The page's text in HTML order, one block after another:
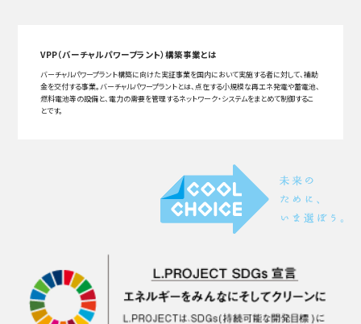
VPP（バーチャルパワープラント）構築事業とは
バーチャルパワープラント構築に向けた実証事業を国内において実施する者に対して、補助
金を交付する事業。バーチャルパワープラントとは、点在する小規模な再エネ発電や蓄電池、
燃料電池等の設備と、電力の需要を管理するネットワーク・システムをまとめて制御するこ
とです。